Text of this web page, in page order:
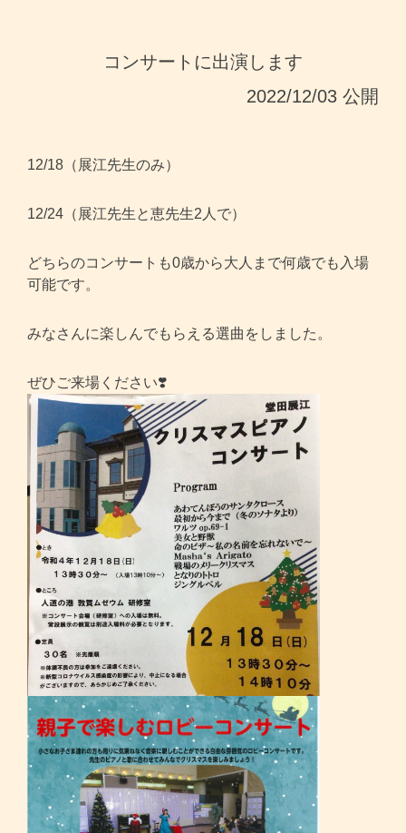
コンサートに出演します
2022/12/03 公開
12/18（展江先生のみ）
12/24（展江先生と恵先生2人で）
どちらのコンサートも0歳から大人まで何歳でも入場
可能です。
みなさんに楽しんでもらえる選曲をしました。
ぜひご来場ください❣️